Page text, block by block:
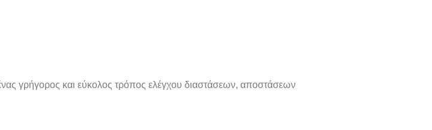
γρήγορος και εύκολος τρόπος ελέγχου διαστάσεων, αποστάσεων